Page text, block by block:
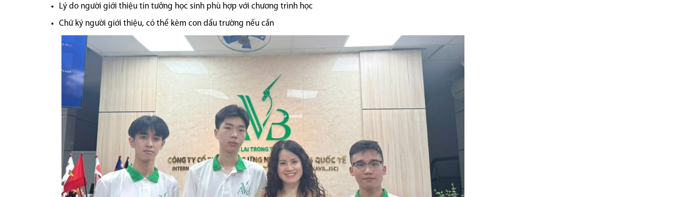
Lý do người giới thiệu tin tưởng học sinh phù hợp với chương trình học
Chữ ký người giới thiệu, có thể kèm con dấu trường nếu cần